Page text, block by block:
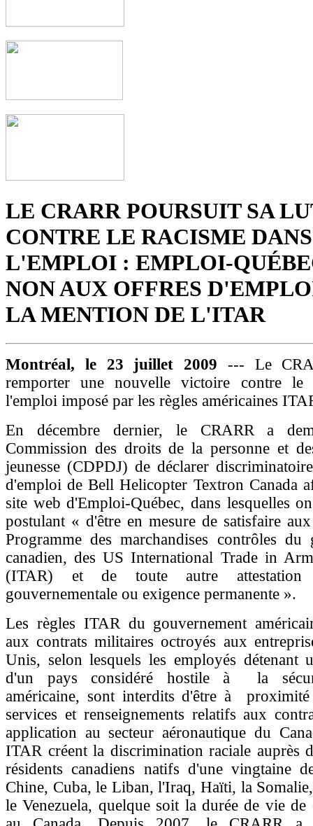
LE CRARR POURSUIT SA
CONTRE LE RACISME DANS
L'EMPLOI : EMPLOI-
NON AUX OFFRES
LA MENTION DE L'ITAR
Montréal, le 23 juillet 2009 --- Le
remporter une nouvelle victoire contre le
l'emploi imposé par les règles américaines
En décembre dernier, le CRARR a
Commission des droits de la personne et
jeunesse (CDPDJ) de déclarer
d'emploi de Bell Helicopter Textron Canada
site web d'Emploi-Québec, dans lesquelles
postulant « d'être en mesure de satisfaire
Programme des marchandises contrôles du
canadien, des US International Trade in
(ITAR) et de toute autre attestation
gouvernementale ou exigence permanente ».
Les règles ITAR du gouvernement
aux contrats militaires octroyés aux
Unis, selon lesquels les employés détenant
d'un pays considéré hostile à la
américaine, sont interdits d'être à
services et renseignements relatifs aux
application au secteur aéronautique du
ITAR créent la discrimination raciale auprès
résidents canadiens natifs d'une vingtaine
Chine, Cuba, le Liban, l'Iraq, Haïti, la
le Venezuela, quelque soit la durée de vie de